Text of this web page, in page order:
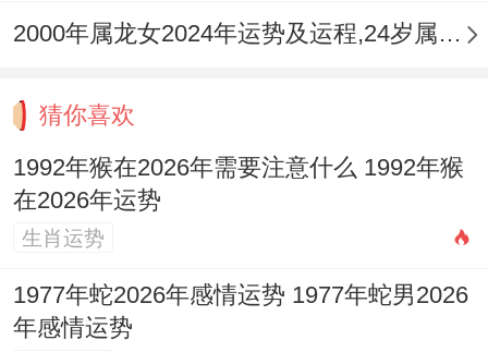
因压力而缺乏耐心，这并非感情本质遇到困
有意识的增加陪伴与沟通，也可借助风水之
力调与气场。
2026年掌管人际与桃花的中宫方。适宜摆放
如祥安阁鱼跃荷香
摆件，以「双鱼戏荷」的
与合意象，促进夫妻或恋人间的与谐互动，
化解「孤辰」带来的孤寂感，切记，此年感
2000年属龙女2024年运势及运程,24岁属龙人2024全年每月运势女性如何
猜你喜欢
1992年猴在2026年需要注意什么 1992年猴
在2026年运势
生肖运势
1977年蛇2026年感情运势 1977年蛇男2026
年感情运势